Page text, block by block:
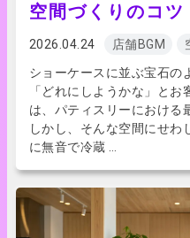
空間づくりのコツ
2026.04.24 店舗BGM
ショーケースに並ぶ宝石の
「どれにしようかな」と
は、パティスリーにおける
しかし、そんな空間にせわ
に無音で冷蔵 …